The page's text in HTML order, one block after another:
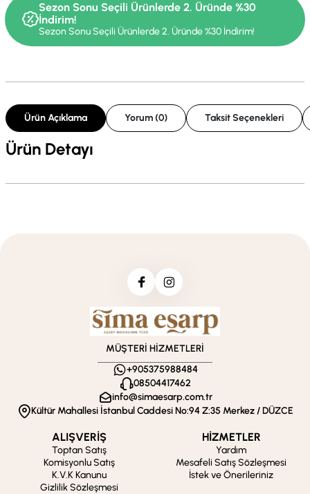
Sezon Sonu Seçili Ürünlerde 2. Üründe %30
İndirim!
Sezon Sonu Seçili Ürünlerde 2. Üründe %30 İndirim!
Ürün Açıklama Yorum (0) Taksit Seçenekleri
Ürün Detayı
MÜŞTERİ HİZMETLERİ
+905375988484
08504417462
info@simaesarp.com.tr
Kültür Mahallesi İstanbul Caddesi No:94 Z:35 Merkez / DÜZCE
ALIŞVERİŞ
Toptan Satış
Komisyonlu Satış
K.V.K Kanunu
Gizlilik Sözleşmesi
HİZMETLER
Yardım
Mesafeli Satış Sözleşmesi
İstek ve Önerileriniz